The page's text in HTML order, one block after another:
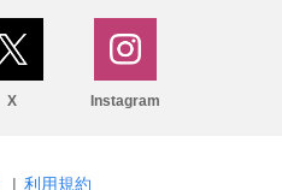
X Instagram
| 利用規約